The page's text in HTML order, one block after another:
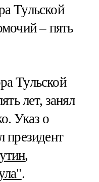
Тульской
– пять
Тульской
лет, занял
Указ о
президент
,
.